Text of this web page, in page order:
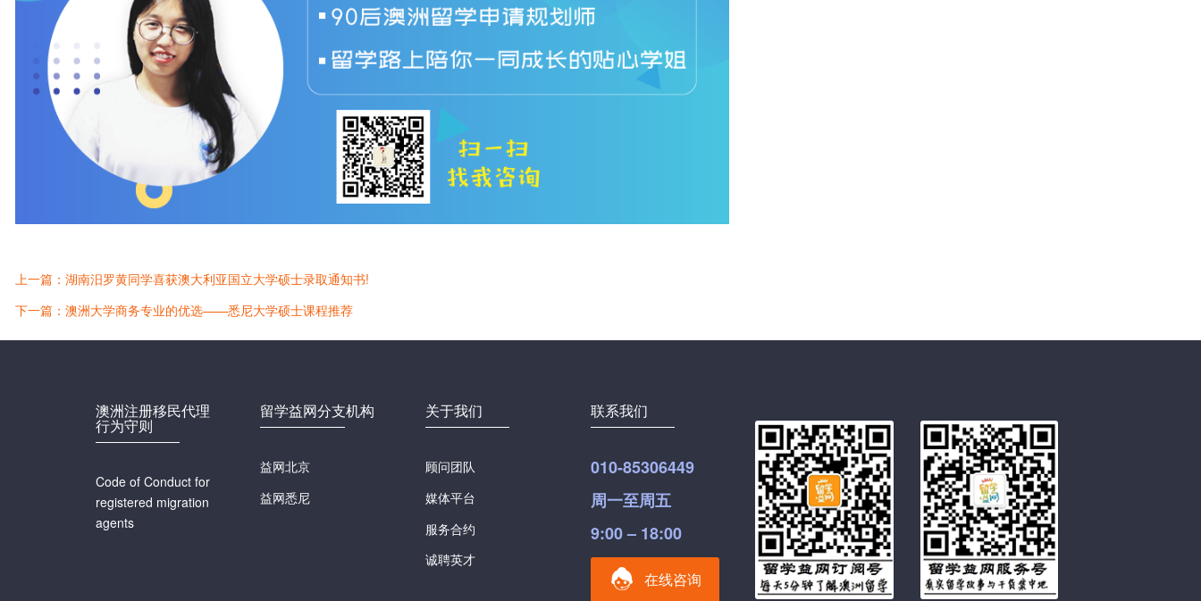
上一篇：湖南汨罗黄同学喜获澳大利亚国立大学硕士录取通知书!
下一篇：澳洲大学商务专业的优选——悉尼大学硕士课程推荐
澳洲注册移民代理
行为守则
Code of Conduct for
registered migration
agents
留学益网分支机构
益网北京
益网悉尼
关于我们
顾问团队
媒体平台
服务合约
诚聘英才
联系我们
010-85306449
周一至周五
9:00 – 18:00
在线咨询